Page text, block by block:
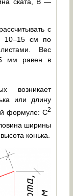
с
10–15 см по
Вес
мм равен в
возникает
или длину
формуле: С2
ширины
конька.